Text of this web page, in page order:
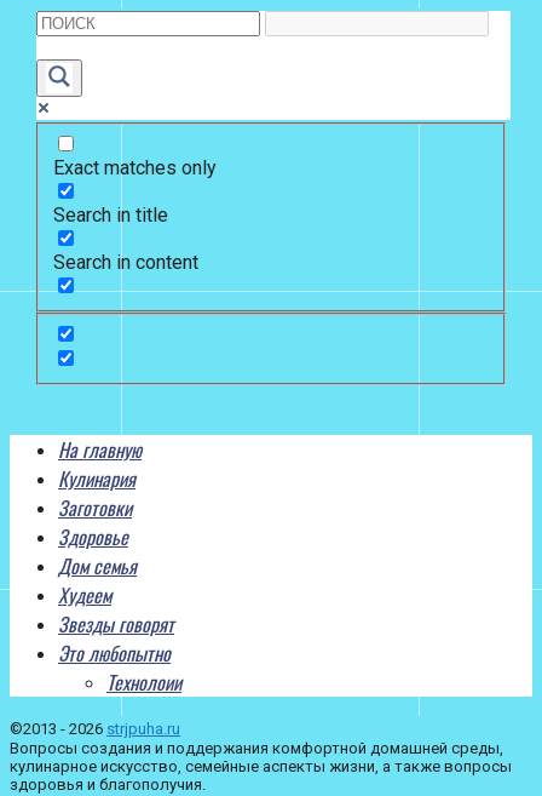
Exact matches only
Search in title
Search in content
На главную
Кулинария
Заготовки
Здоровье
Дом семья
Худеем
Звезды говорят
Это любопытно
Технолоии
©2013 - 2026 strjpuha.ru
Вопросы создания и поддержания комфортной домашней среды,
кулинарное искусство, семейные аспекты жизни, а также вопросы
здоровья и благополучия.